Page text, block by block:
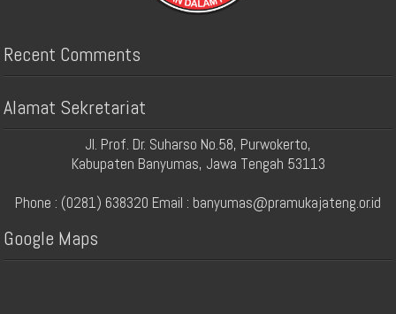
Recent Comments
Alamat Sekretariat
Jl. Prof. Dr. Suharso No.58, Purwokerto,
Kabupaten Banyumas, Jawa Tengah 53113
Phone : (0281) 638320 Email : banyumas@pramukajateng.or.id
Google Maps